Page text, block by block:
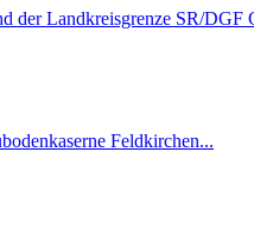
der Landkreisgrenze SR/DGF
Feldkirchen...